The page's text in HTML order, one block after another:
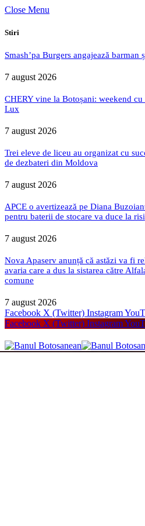
Close Menu
Stiri
Smash’pa Burgers angajează barman
7 august 2026
CHERY vine la Botoșani: weekend
Lux
7 august 2026
Trei eleve de liceu au organizat cu
de dezbateri din Moldova
7 august 2026
APCE o avertizează pe Diana
pentru baterii de stocare va duce la
7 august 2026
Nova Apaserv anunță că astăzi va fi
avaria care a dus la sistarea către
comune
7 august 2026
Facebook X (Twitter) Instagram
Facebook X (Twitter) Instagram